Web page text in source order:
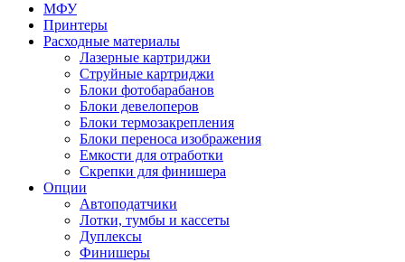
МФУ
Принтеры
Расходные материалы
Лазерные картриджи
Струйные картриджи
Блоки фотобарабанов
Блоки девелоперов
Блоки термозакрепления
Блоки переноса изображения
Емкости для отработки
Скрепки для финишера
Опции
Автоподатчики
Лотки, тумбы и кассеты
Дуплексы
Финишеры